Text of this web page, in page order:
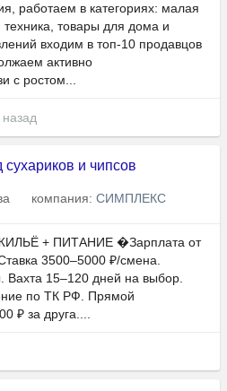
работаем в категориях: малая
товары для дома и
входим в топ-10 продавцов
активно
с ростом...
и чипсов
компания: СИМПЛЕКС
+ ПИТАНИЕ �Зарплата от
3500–5000 ₽/смена.
Вахта 15–120 дней на выбор.
по ТК РФ. Прямой
₽ за друга....